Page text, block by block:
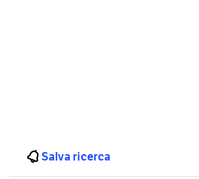
Salva ricerca